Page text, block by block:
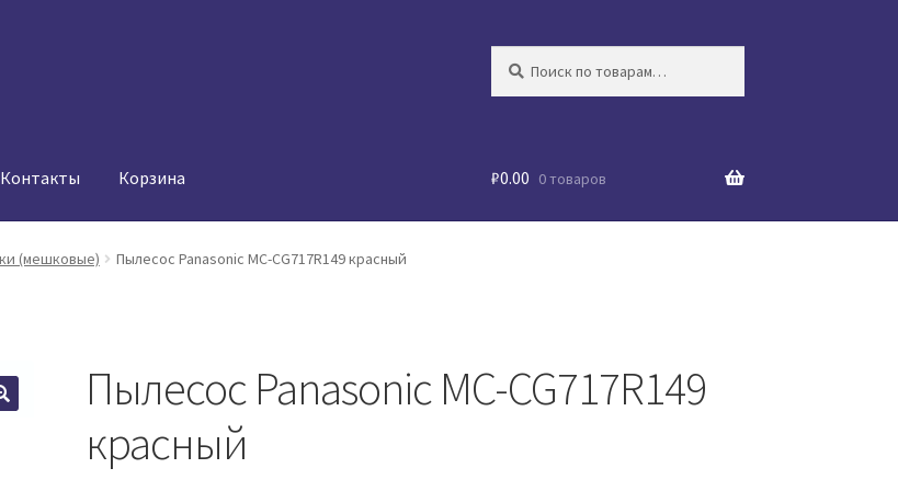
Контакты Корзина ₽0.00 0 товаров
(мешковые) Пылесос Panasonic MC-CG717R149 красный
Пылесос Panasonic MC-CG717R149
красный